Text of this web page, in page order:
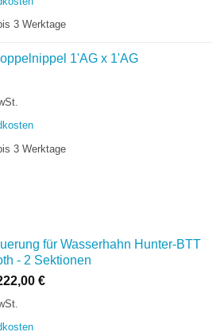
3 Werktage
1'AG x 1'AG
3 Werktage
für Wasserhahn Hunter-BTT
- 2 Sektionen
€Aktueller